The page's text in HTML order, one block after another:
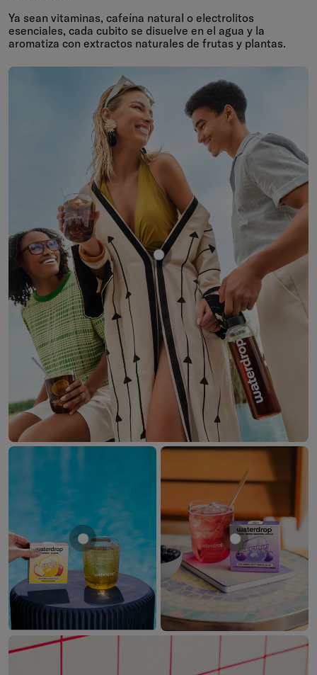
Ya sean vitaminas, cafeína natural o electrolitos
esenciales, cada cubito se disuelve en el agua y la
aromatiza con extractos naturales de frutas y plantas.
Mostrar producto COLA
Mostrar producto MANZANAMostrar